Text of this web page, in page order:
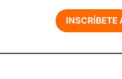
INSCRÍBETE